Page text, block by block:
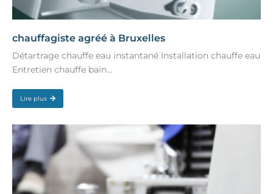
chauffagiste agréé à Bruxelles
Détartrage chauffe eau instantané Installation chauffe eau
Entretien chauffe bain...
Lire plus